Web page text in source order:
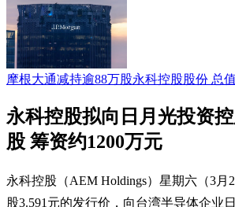
摩根大通减持逾88万股永科控股股份 总
永科控股拟向日月光投资
股 筹资约1200万元
永科控股（AEM Holdings）星期六（3月
股3.591元的发行价，向台湾半导体企业